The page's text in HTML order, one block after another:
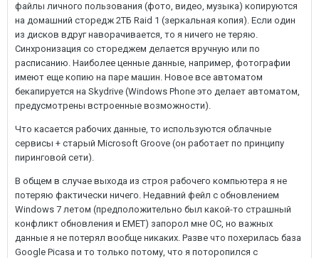
файлы личного пользования (фото, видео, музыка) копируются
на домашний сторедж 2ТБ Raid 1 (зеркальная копия). Если один
из дисков вдруг наворачивается, то я ничего не теряю.
Синхронизация со стореджем делается вручную или по
расписанию. Наиболее ценные данные, например, фотографии
имеют еще копию на паре машин. Новое все автоматом
бекапируется на Skydrive (Windows Phone это делает автоматом,
предусмотрены встроенные возможности).
Что касается рабочих данные, то используются облачные
сервисы + старый Microsoft Groove (он работает по принципу
пиринговой сети).
В общем в случае выхода из строя рабочего компьютера я не
потеряю фактически ничего. Недавний фейл с обновлением
Windows 7 летом (предположительно был какой-то страшный
конфликт обновления и EMET) запорол мне ОС, но важных
данные я не потерял вообще никаких. Разве что похерилась база
Google Picasa и то только потому, что я поторопился с